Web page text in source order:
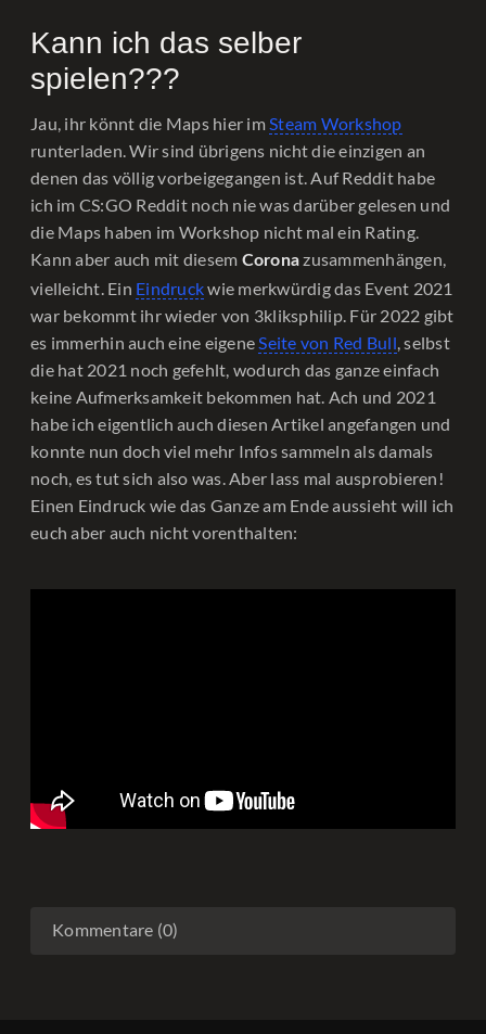
Kann ich das selber
spielen???
Jau, ihr könnt die Maps hier imSteam Workshop
runterladen. Wir sind übrigens nicht die einzigen an
denen das völlig vorbeigegangen ist. Auf Reddit habe
ich im CS:GO Reddit noch nie was darüber gelesen und
die Maps haben im Workshop nicht mal ein Rating.
Kann aber auch mit diesem Coronazusammenhängen,
vielleicht. Ein Eindruckwie merkwürdig das Event 2021
war bekommt ihr wieder von 3kliksphilip. Für 2022 gibt
es immerhin auch eine eigeneSeite von Red Bull, selbst
die hat 2021 noch gefehlt, wodurch das ganze einfach
keine Aufmerksamkeit bekommen hat. Ach und 2021
habe ich eigentlich auch diesen Artikel angefangen und
konnte nun doch viel mehr Infos sammeln als damals
noch, es tut sich also was. Aber lass mal ausprobieren!
Einen Eindruck wie das Ganze am Ende aussieht will ich
euch aber auch nicht vorenthalten:
Kommentare (0)